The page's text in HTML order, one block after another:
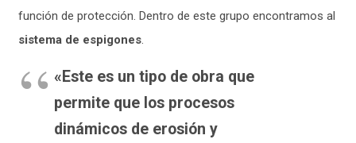
función de protección. Dentro de este grupo encontramos al
sistema de espigones.
«Este es un tipo de obra que
permite que los procesos
dinámicos de erosión y